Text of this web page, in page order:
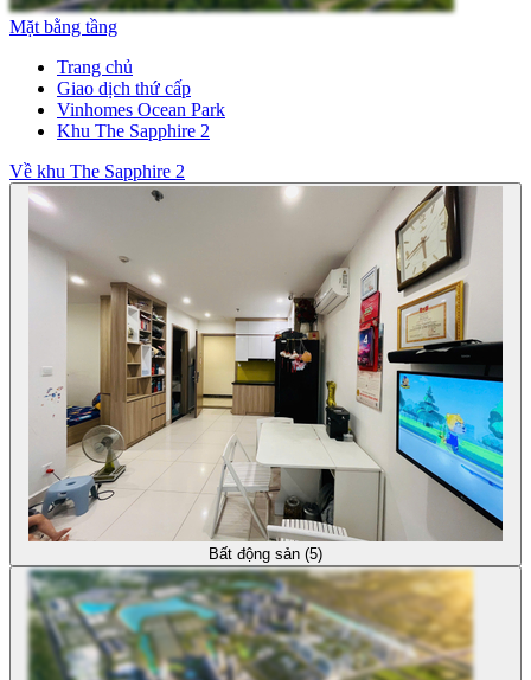
Mặt bằng tầng
Trang chủ
Giao dịch thứ cấp
Vinhomes Ocean Park
Khu The Sapphire 2
Về khu The Sapphire 2
Bất động sản (5)